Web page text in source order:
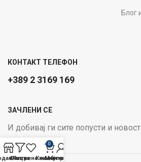
Блог
КОНТАКТ ТЕЛЕФОН
+389 2 3169 169
ЗАЧЛЕНИ СЕ
И добивај ги сите попусти и
Email address:
Филтри
Листа на желби
0
Кошничка
Мој профил